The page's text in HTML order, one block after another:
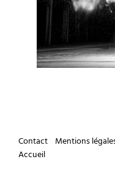
Contact Mentions
Accueil